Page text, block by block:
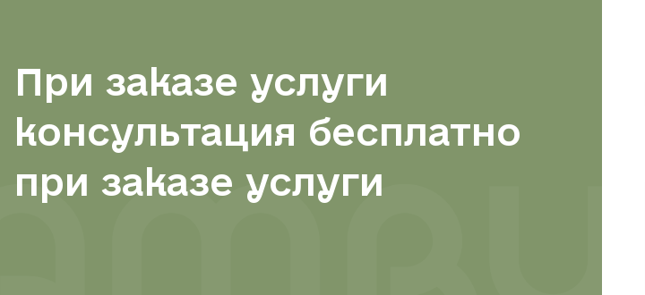
При заказе услуги
консультация бесплатно
при заказе услуги